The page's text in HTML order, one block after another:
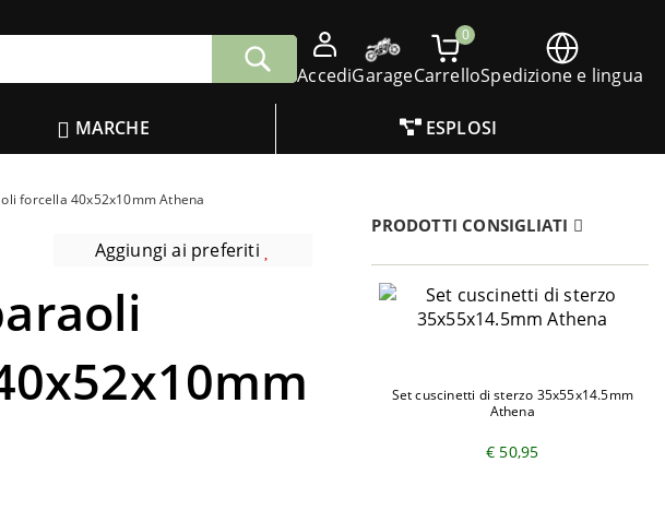
AccediGarage
0
CarrelloSpedizione e lingua
MARCHE ESPLOSI
forcella 40x52x10mm Athena
Aggiungi ai preferiti
PRODOTTI CONSIGLIATI
Set cuscinetti di sterzo 35x55x14.5mm
Athena
€ 50,95